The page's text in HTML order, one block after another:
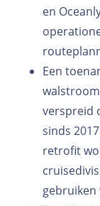
en
Een
walstroom
verspreid
sinds
retrofit
gebruiken